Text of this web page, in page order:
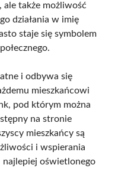
ale także możliwość
działania w imię
staje się symbolem
i odbywa się
mieszkańcowi
pod którym można
na stronie
mieszkańcy są
i wspierania
oświetlonego